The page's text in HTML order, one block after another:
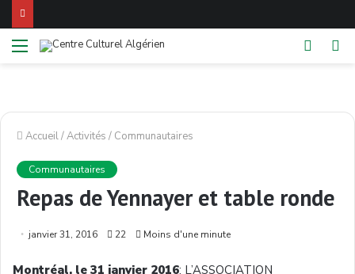
Menu
Switch
Accueil/Activités / Communautaires
Communautaires
Repas de Yennayer et table ronde
janvier 31, 2016 22 Moins d'une minute
Montréal, le 31 janvier 2016: L’ASSOCIATION